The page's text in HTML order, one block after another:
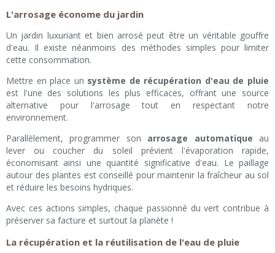
L'arrosage économe du jardin
Un jardin luxuriant et bien arrosé peut être un véritable gouffre
d'eau. Il existe néanmoins des méthodes simples pour limiter
cette consommation.
Mettre en place un système de récupération d'eau de pluie
est l'une des solutions les plus efficaces, offrant une source
alternative pour l'arrosage tout en respectant notre
environnement.
Parallèlement, programmer son arrosage automatique au
lever ou coucher du soleil prévient l'évaporation rapide,
économisant ainsi une quantité significative d'eau. Le paillage
autour des plantes est conseillé pour maintenir la fraîcheur au sol
et réduire les besoins hydriques.
Avec ces actions simples, chaque passionné du vert contribue à
préserver sa facture et surtout la planète !
La récupération et la réutilisation de l'eau de pluie